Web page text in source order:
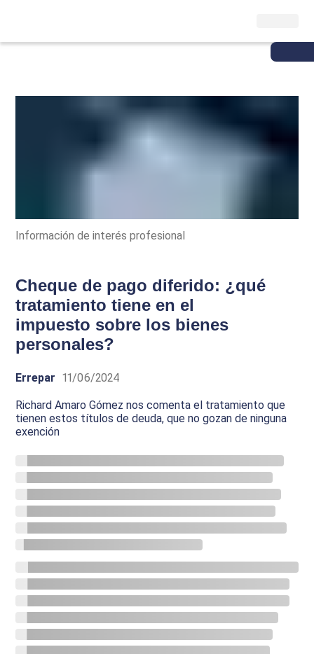
Información de interés profesional
Cheque de pago diferido: ¿qué
tratamiento tiene en el
impuesto sobre los bienes
personales?
Errepar 11/06/2024
Richard Amaro Gómez nos comenta el tratamiento que
tienen estos títulos de deuda, que no gozan de ninguna
exención